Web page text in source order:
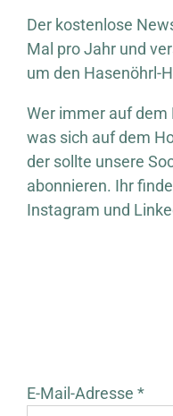
Der kostenlose
Mal pro Jahr und
um den Hasenöhrl-
Wer immer auf
was sich auf dem
der sollte unsere
abonnieren. Ihr
Instagram und
E-Mail-Adresse *